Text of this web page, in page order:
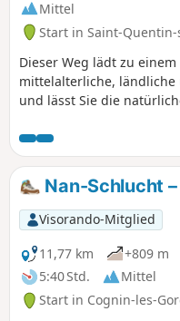
Mittel
Start in Saint-
Dieser Weg lädt zu
mittelalterliche, ländliche
und lässt Sie die
Felsen des Vercors
Neugierige, Familien,
Kulturerbes!
Nan-Schlucht
Visorando-Mitglied
11,77 km
+809 m
5:40 Std.
Mittel
Start in Cognin-les-